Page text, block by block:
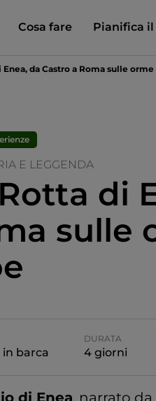
Cosa fare Pianifica
Enea, da Castro a Roma sulle
E LEGGENDA
di
sulle
in barca
DURATA
4 giorni
di Enea, narrato da